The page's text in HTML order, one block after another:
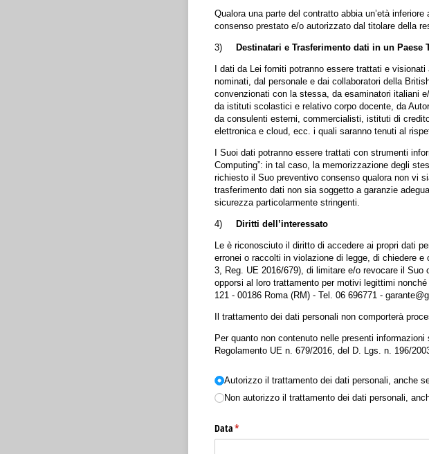
Qualora una parte del contratto abbia un’età
consenso prestato e/o autorizzato dal titolare della
3) Destinatari e Trasferimento dati in un Paese
I dati da Lei forniti potranno essere trattati e
nominati, dal personale e dai collaboratori della
convenzionati con la stessa, da esaminatori italiani
da istituti scolastici e relativo corpo docente, da
da consulenti esterni, commercialisti, istituti di
elettronica e cloud, ecc. i quali saranno tenuti al
I Suoi dati potranno essere trattati con strumenti
Computing”: in tal caso, la memorizzazione degli
richiesto il Suo preventivo consenso qualora non vi
trasferimento dati non sia soggetto a garanzie
sicurezza particolarmente stringenti.
4) Diritti dell’interessato
Le è riconosciuto il diritto di accedere ai propri dati
erronei o raccolti in violazione di legge, di chiedere
3, Reg. UE 2016/679), di limitare e/o revocare il
opporsi al loro trattamento per motivi legittimi
121 - 00186 Roma (RM) - Tel. 06 696771 -
Il trattamento dei dati personali non comporterà
Per quanto non contenuto nelle presenti
Regolamento UE n. 679/2016, del D. Lgs. n. 196/
Choice*
(richiesto)
Autorizzo il trattamento dei dati personali, anche
Non autorizzo il trattamento dei dati personali,
Data*
(richiesto)